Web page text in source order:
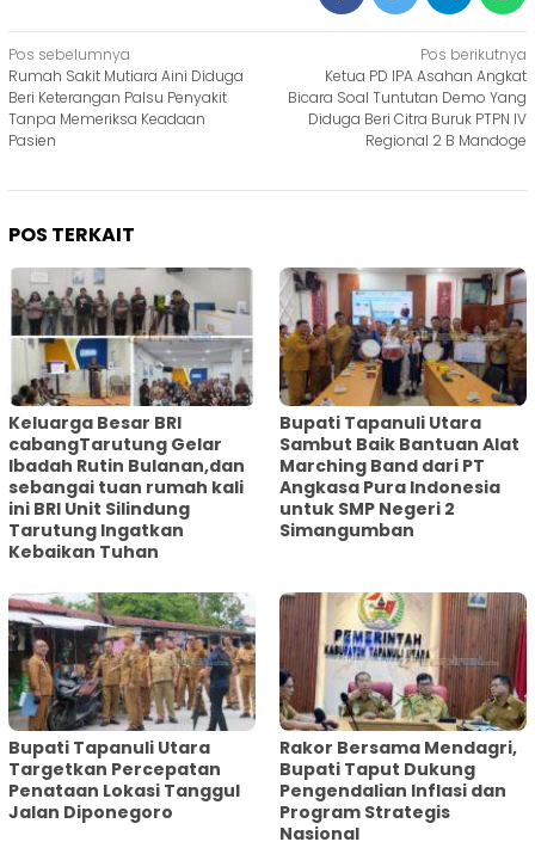
Navigasi
pos
Pos sebelumnya
Rumah Sakit Mutiara Aini Diduga
Beri Keterangan Palsu Penyakit
Tanpa Memeriksa Keadaan
Pasien
Pos berikutnya
Ketua PD IPA Asahan Angkat
Bicara Soal Tuntutan Demo Yang
Diduga Beri Citra Buruk PTPN IV
Regional 2 B Mandoge
POS TERKAIT
Keluarga Besar BRI
cabangTarutung Gelar
Ibadah Rutin Bulanan,dan
sebangai tuan rumah kali
ini BRI Unit Silindung
Tarutung Ingatkan
Kebaikan Tuhan
Bupati Tapanuli Utara
Sambut Baik Bantuan Alat
Marching Band dari PT
Angkasa Pura Indonesia
untuk SMP Negeri 2
Simangumban
‎Bupati Tapanuli Utara
Targetkan Percepatan
Penataan Lokasi Tanggul
Jalan Diponegoro
Rakor Bersama Mendagri,
Bupati Taput Dukung
Pengendalian Inflasi dan
Program Strategis
Nasional‎